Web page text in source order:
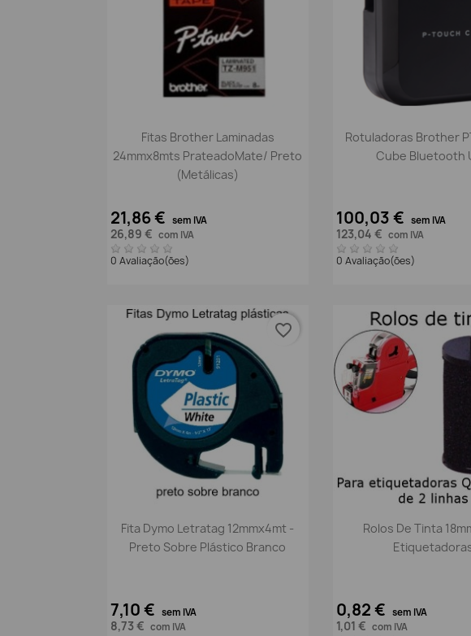
Vista rápida
Fitas Brother Laminadas
24mmx8mts PrateadoMate/ Preto
(Metálicas)
21,86 € sem IVA
26,89 € com IVA
0 Avaliação(ões)
Vista
Rotuladoras Brother
Cube Bluetooth
100,03 € sem IVA
123,04 € com IVA
0 Avaliação(ões)
Vista rápida
Fita Dymo Letratag 12mmx4mt -
Preto Sobre Plástico Branco
7,10 € sem IVA
8,73 € com IVA
favorite_border
 Vista
Rolos De Tinta
0,82 € sem IVA
1,01 € com IVA